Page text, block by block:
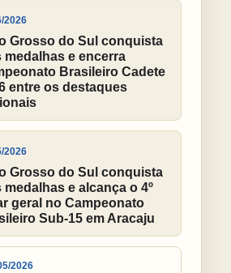
2026
Grosso do Sul conquista
medalhas e encerra
Brasileiro Cadete
entre os destaques
2026
Grosso do Sul conquista
medalhas e alcança o 4º
geral no Campeonato
Sub-15 em Aracaju
2026